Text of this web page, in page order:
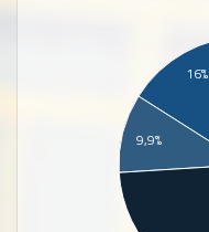
16%
9,9%